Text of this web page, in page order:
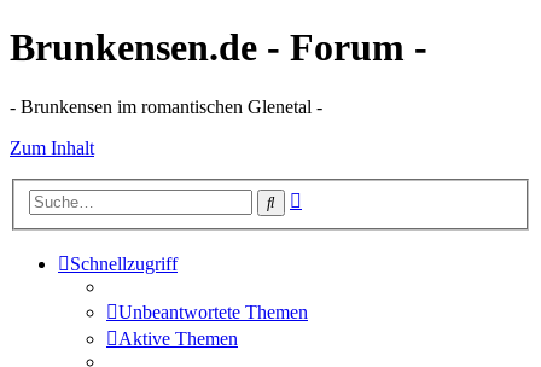
Brunkensen.de - Forum -
- Brunkensen im romantischen Glenetal -
Zum Inhalt
Suche
Schnellzugriff
Unbeantwortete Themen
Aktive Themen